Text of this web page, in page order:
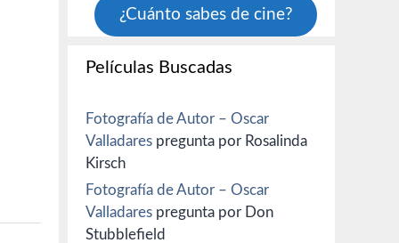
¿Cuánto sabes de cine?
Películas Buscadas
Fotografía de Autor – Oscar
Valladares pregunta por Rosalinda
Kirsch
Fotografía de Autor – Oscar
Valladares pregunta por Don
Stubblefield